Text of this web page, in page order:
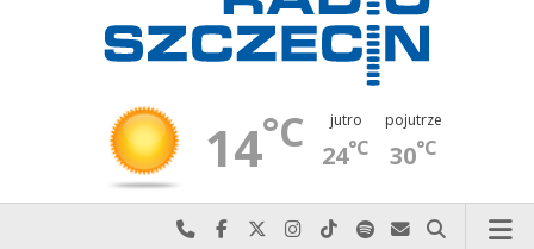
14°C jutro
24°C
pojutrze
30°C
Najlepiej po prostu do nas zadzwoń
Odwiedź nas na Facebook-u
Odwiedź nas na X
Odwiedź nas na Instagram-ie
Odwiedź nas na TikTok-u
Szukaj nas na Spotify
Wyślij do nas
Szukaj